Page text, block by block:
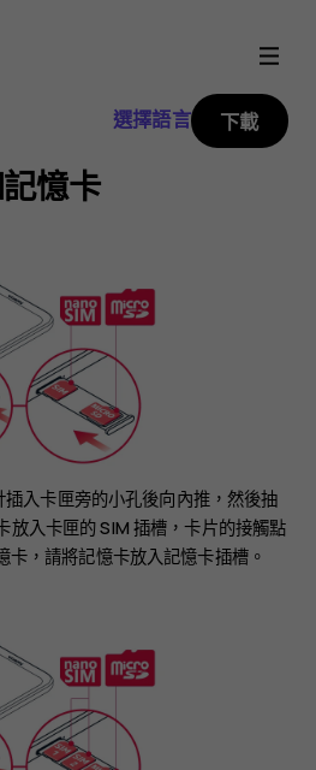
選擇語言 下載
憶卡
插入卡匣旁的小孔後向內推，然後抽
放入卡匣的 SIM 插槽，卡片的接觸點
卡，請將記憶卡放入記憶卡插槽。